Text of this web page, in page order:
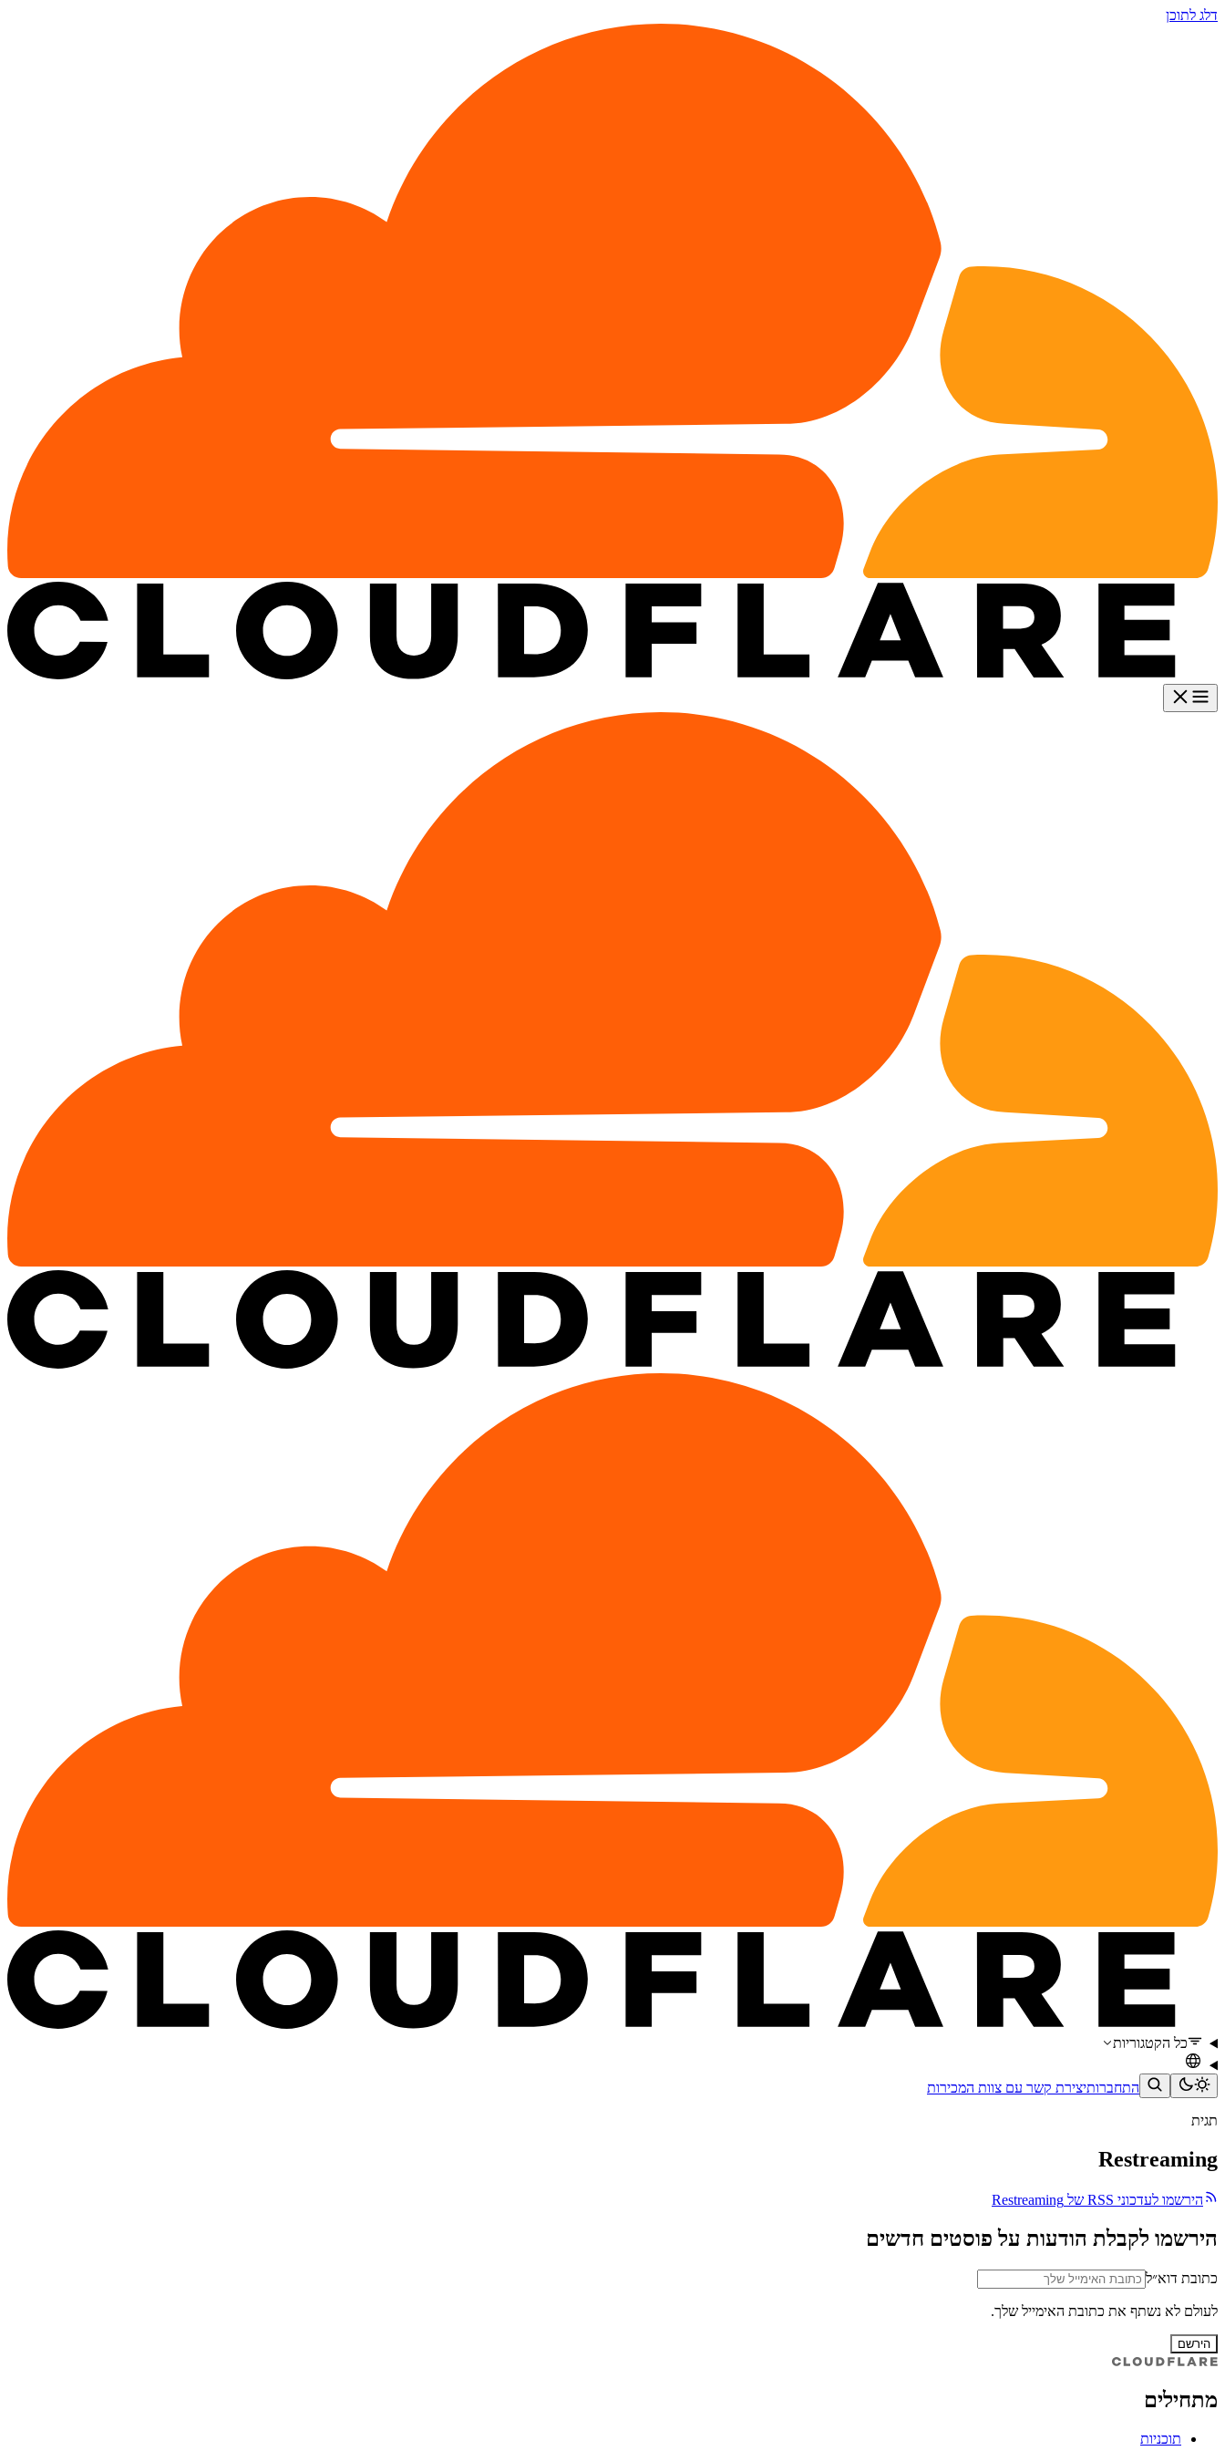
דלג לתוכן
כל הקטגוריות
התחברותיצירת קשר עם צוות המכירות
תגית
Restreaming
הירשמו לעדכוני RSS של Restreaming
הירשמו לקבלת הודעות על פוסטים חדשים
כתובת דוא״ל
לעולם לא נשתף את כתובת האימייל שלך.
הירשם
מתחילים
תוכניות